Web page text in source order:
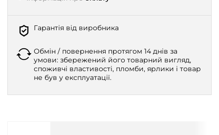
Гарантія від виробника
Обмін / повернення протягом 14 днів за
умови: збережений його товарний вигляд,
споживчі властивості, пломби, ярлики і товар
не був у експлуатації.